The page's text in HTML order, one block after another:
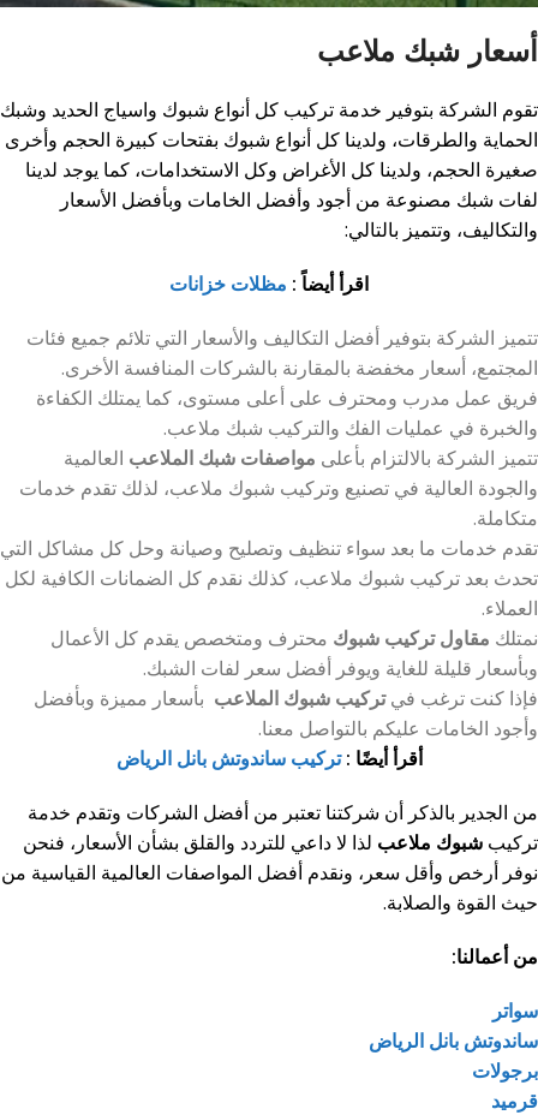
أسعار شبك ملاعب
تقوم الشركة بتوفير خدمة تركيب كل أنواع شبوك واسياج الحديد وشبك
الحماية والطرقات، ولدينا كل أنواع شبوك بفتحات كبيرة الحجم وأخرى
صغيرة الحجم، ولدينا كل الأغراض وكل الاستخدامات، كما يوجد لدينا
لفات شبك مصنوعة من أجود وأفضل الخامات وبأفضل الأسعار
والتكاليف، وتتميز بالتالي:
اقرأ أيضاً : مظلات خزانات
تتميز الشركة بتوفير أفضل التكاليف والأسعار التي تلائم جميع فئات
المجتمع، أسعار مخفضة بالمقارنة بالشركات المنافسة الأخرى.
فريق عمل مدرب ومحترف على أعلى مستوى، كما يمتلك الكفاءة
والخبرة في عمليات الفك والتركيب شبك ملاعب.
تتميز الشركة بالالتزام بأعلى مواصفات شبك الملاعب العالمية
والجودة العالية في تصنيع وتركيب شبوك ملاعب، لذلك تقدم خدمات
متكاملة.
تقدم خدمات ما بعد سواء تنظيف وتصليح وصيانة وحل كل مشاكل التي
تحدث بعد تركيب شبوك ملاعب، كذلك نقدم كل الضمانات الكافية لكل
العملاء.
نمتلك مقاول تركيب شبوك محترف ومتخصص يقدم كل الأعمال
وبأسعار قليلة للغاية ويوفر أفضل سعر لفات الشبك.
فإذا كنت ترغب فيتركيب شبوك الملاعب بأسعار مميزة وبأفضل
وأجود الخامات عليكم بالتواصل معنا.
أقرأ أيضًا :تركيب ساندوتش بانل الرياض
من الجدير بالذكر أن شركتنا تعتبر من أفضل الشركات وتقدم خدمة
تركيب شبوك ملاعب لذا لا داعي للتردد والقلق بشأن الأسعار، فنحن
نوفر أرخص وأقل سعر، ونقدم أفضل المواصفات العالمية القياسية من
حيث القوة والصلابة.
من أعمالنا:
سواتر
ساندوتش بانل الرياض
برجولات
قرميد